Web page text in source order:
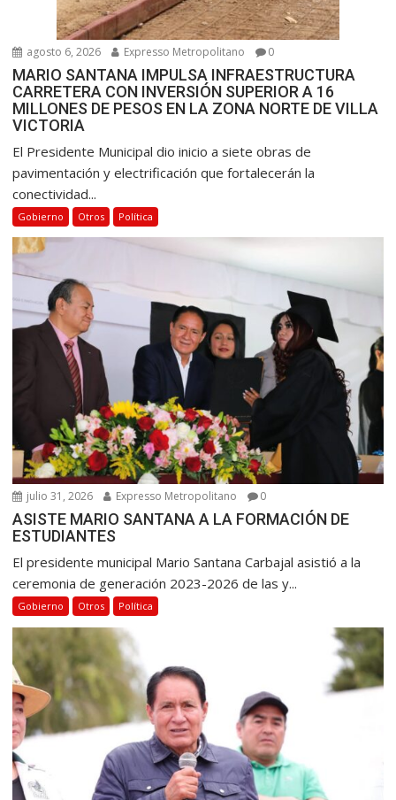
agosto 6, 2026 Expresso Metropolitano 0
MARIO SANTANA IMPULSA INFRAESTRUCTURA
CARRETERA CON INVERSIÓN SUPERIOR A 16
MILLONES DE PESOS EN LA ZONA NORTE DE VILLA
VICTORIA
El Presidente Municipal dio inicio a siete obras de
pavimentación y electrificación que fortalecerán la
conectividad...
Gobierno Otros Política
julio 31, 2026 Expresso Metropolitano 0
ASISTE MARIO SANTANA A LA FORMACIÓN DE
ESTUDIANTES
El presidente municipal Mario Santana Carbajal asistió a la
ceremonia de generación 2023-2026 de las y...
Gobierno Otros Política